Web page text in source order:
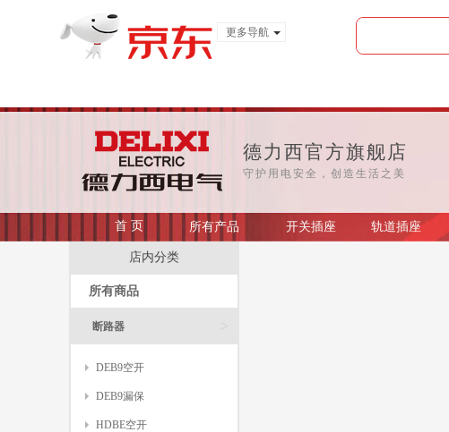
更多导航
所有产品 开关插座
首 页
德力西官方旗舰店
守护用电安全，创造生活之美
轨道插座
店内分类
所有商品
断路器
DEB9空开
DEB9漏保
HDBE空开